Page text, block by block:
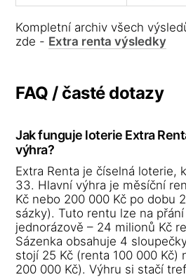
Kompletní archiv všech
zde - Extra renta výsledky
FAQ / časté dotazy
Jak funguje loterie Extra
výhra?
Extra Renta je číselná loterie,
33. Hlavní výhra je měsíční
Kč nebo 200 000 Kč po dobu
sázky). Tuto rentu lze na
jednorázově – 24 milionů Kč
Sázenka obsahuje 4
stojí 25 Kč (renta 100 000 Kč)
200 000 Kč). Výhru si stačí